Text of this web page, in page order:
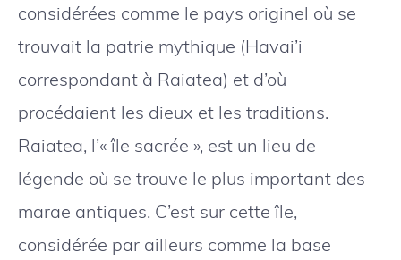
considérées comme le pays originel où se
trouvait la patrie mythique (Havai’i
correspondant à Raiatea) et d’où
procédaient les dieux et les traditions.
Raiatea, l’« île sacrée », est un lieu de
légende où se trouve le plus important des
marae antiques. C’est sur cette île,
considérée par ailleurs comme la base